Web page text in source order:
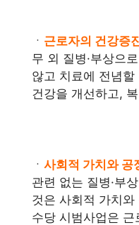
ㆍ 근로자의 건강증
무 외 질병·부상으
않고 치료에 전념
건강을 개선하고,
ㆍ 사회적 가치와 공
관련 없는 질병·부
것은 사회적 가치
수당 시범사업은